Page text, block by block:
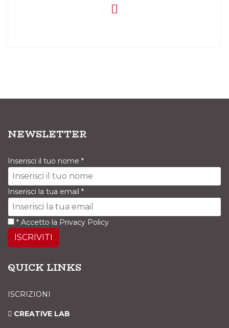
NEWSLETTER
Inserisci il tuo nome *
Inserisci la tua email *
* Accetto la Privacy Policy
ISCRIVITI
QUICK LINKS
ISCRIZIONI
CREATIVE LAB